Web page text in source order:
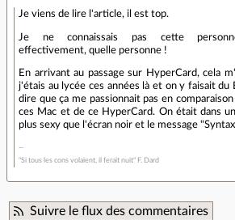
Je viens de lire l'article, il est top.
Je ne connaissais pas cette
effectivement, quelle personne !
En arrivant au passage sur HyperCard, cela
j'étais au lycée ces années là et on y faisait du
dire que ça me passionnait pas en
ces Mac et de ce HyperCard. On était dans
plus sexy que l'écran noir et le message
"Si tous les cons volaient, il ferait nuit" F. Dard
Suivre le flux des commentaires